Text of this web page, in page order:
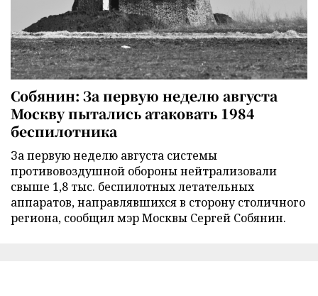
Собянин: За первую неделю августа
Москву пытались атаковать 1984
беспилотника
За первую неделю августа системы
противовоздушной обороны нейтрализовали
свыше 1,8 тыс. беспилотных летательных
аппаратов, направлявшихся в сторону столичного
региона, сообщил мэр Москвы Сергей Собянин.